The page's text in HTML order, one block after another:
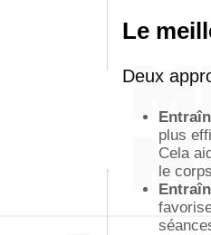
Le
Deux
plus
Cela
le